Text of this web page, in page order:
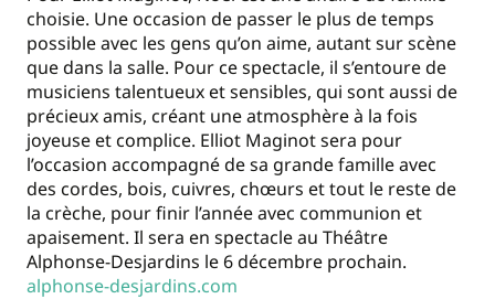
choisie. Une occasion de passer le plus de temps
possible avec les gens qu’on aime, autant sur scène
que dans la salle. Pour ce spectacle, il s’entoure de
musiciens talentueux et sensibles, qui sont aussi de
précieux amis, créant une atmosphère à la fois
joyeuse et complice. Elliot Maginot sera pour
l’occasion accompagné de sa grande famille avec
des cordes, bois, cuivres, chœurs et tout le reste de
la crèche, pour finir l’année avec communion et
apaisement. Il sera en spectacle au Théâtre
Alphonse-Desjardins le 6 décembre prochain.
alphonse-desjardins.com